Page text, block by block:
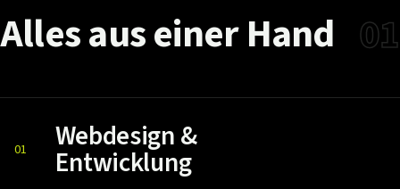
AllesauseinerHand 01
01 Webdesign &
Entwicklung